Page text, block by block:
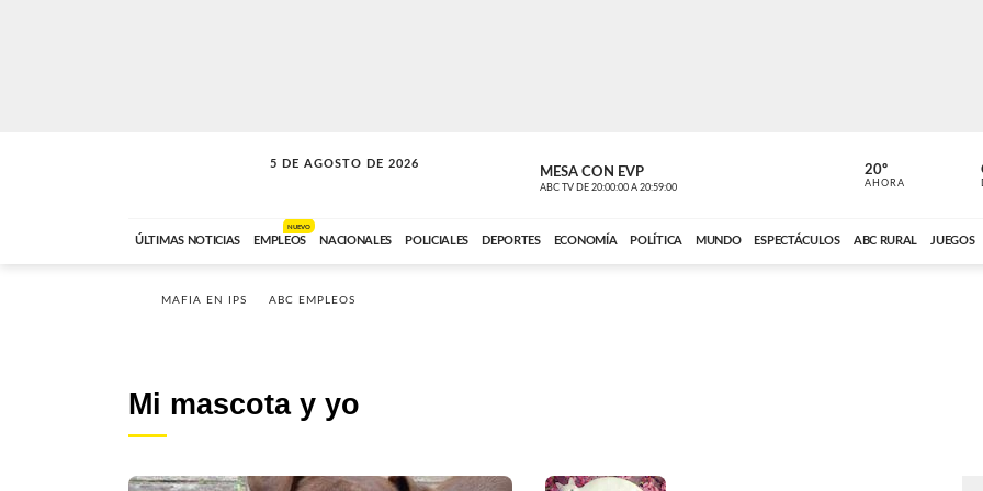
5 DE AGOSTO DE 2026
SOLO MÚSICA MESA CON EVP
ABC TV DE 20:00:00 A 20:59:00
DE TODO
ABC CARDINAL
20º
AHORA
ÚLTIMAS NOTICIAS EMPLEOS
NUEVO
NACIONALES POLICIALES DEPORTES ECONOMÍA POLÍTICA MUNDO ESPECTÁCULOS ABC RURAL JUEGOS
MAFIA EN IPS ABC EMPLEOS
Mi mascota y yo